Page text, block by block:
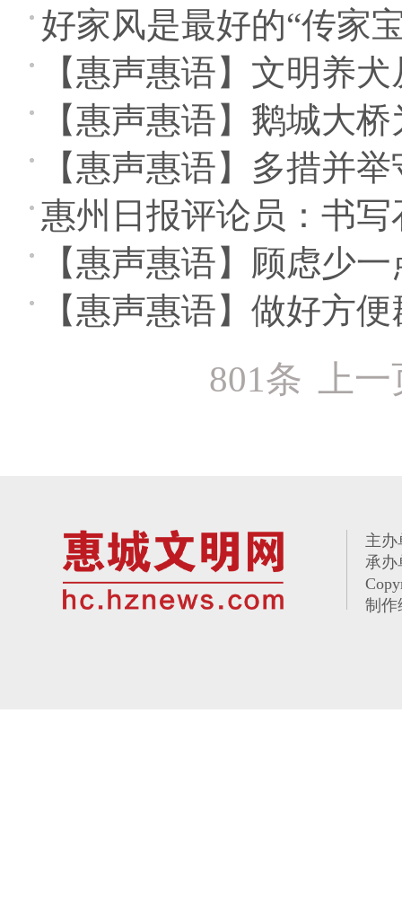
好家风是最好的“传家
【惠声惠语】文明养
【惠声惠语】鹅城大
【惠声惠语】多措并
惠州日报评论员：书
【惠声惠语】顾虑少
【惠声惠语】做好方
801条 上
主办
承办
制作